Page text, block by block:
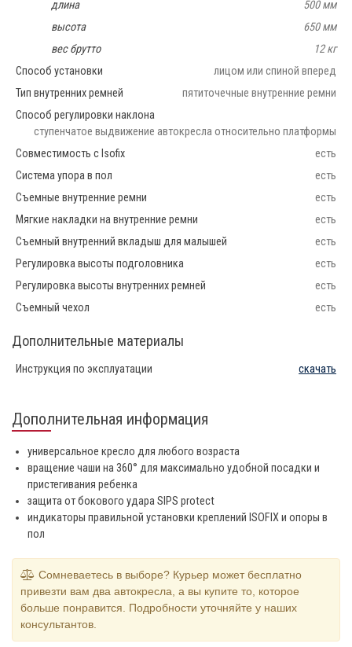
длина
500 мм
высота
650 мм
вес брутто
12 кг
Способ установки
лицом или спиной вперед
Тип внутренних ремней
пятиточечные внутренние ремни
Способ регулировки наклона
ступенчатое выдвижение автокресла относительно платформы
Совместимость с Isofix
есть
Система упора в пол
есть
Съемные внутренние ремни
есть
Мягкие накладки на внутренние ремни
есть
Съемный внутренний вкладыш для малышей
есть
Регулировка высоты подголовника
есть
Регулировка высоты внутренних ремней
есть
Съемный чехол
есть
Дополнительные материалы
Инструкция по эксплуатации скачать
Дополнительная информация
универсальное кресло для любого возраста
вращение чаши на 360° для максимально удобной посадки и
пристегивания ребенка
защита от бокового удара SIPS protect
индикаторы правильной установки креплений ISOFIX и опоры в
пол
Сомневаетесь в выборе? Курьер может бесплатно
привезти вам два автокресла, а вы купите то, которое
больше понравится. Подробности уточняйте у наших
консультантов.